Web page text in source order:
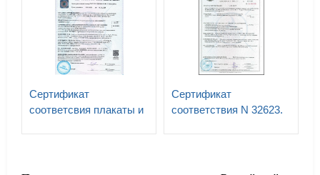
Сертификат
соответсвия плакаты и
34.03.603-2003, СТО
Сертификат
соответствия N 32623.
СТО 34.01-24-001-2015